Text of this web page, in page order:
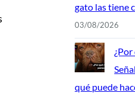
gato las tiene
03/08/2026
qué puede